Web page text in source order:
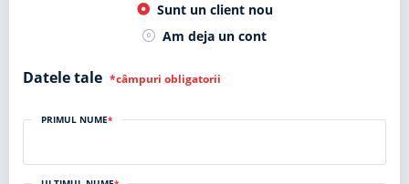
Sunt un client nou
Am deja un cont
Datele tale *câmpuri obligatorii
PRIMUL NUME*